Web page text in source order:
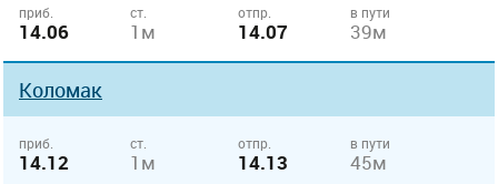
приб.
14.06
ст.
1м
отпр.
14.07
в пути
39м
Коломак
приб.
14.12
ст.
1м
отпр.
14.13
в пути
45м